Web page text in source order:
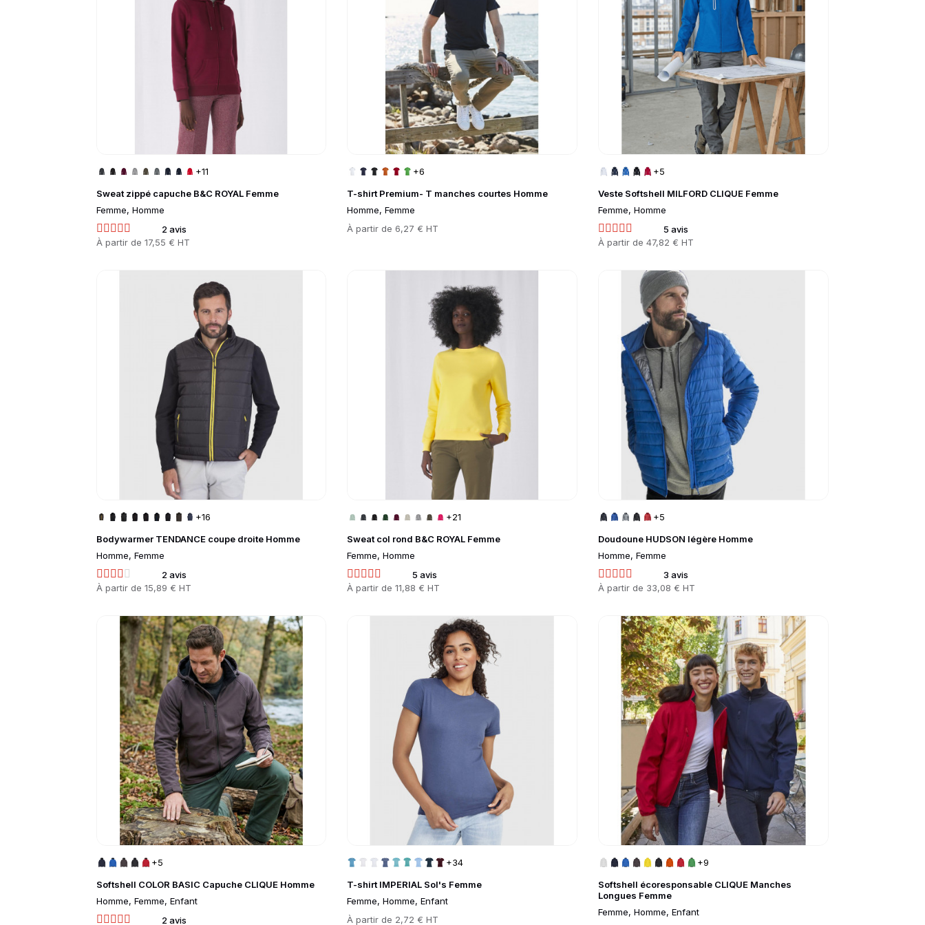
Sweat zippé capuche B&C ROYAL Femme
Femme, Homme
2 avis
Prix
À partir de 17,55 € HT
+11
T-shirt Premium- T manches courtes Homme
Homme, Femme
Prix
À partir de 6,27 € HT
+6
Veste Softshell MILFORD CLIQUE Femme
Femme, Homme
5 avis
Prix
À partir de47,82 € HT
+5
Bodywarmer TENDANCE coupe droite Homme
Homme, Femme
2 avis
Prix
À partir de 15,89 € HT
+16
Sweat col rond B&C ROYAL Femme
Femme, Homme
5 avis
Prix
À partir de11,88 € HT
+21
Doudoune HUDSON légère Homme
Homme, Femme
3 avis
Prix
À partir de 33,08 € HT
+5
Go to product page
Softshell COLOR BASIC Capuche CLIQUE Homme
Homme, Femme, Enfant
2 avis
+5
Go to product page
T-shirt IMPERIAL Sol's Femme
Femme, Homme, Enfant
Prix
À partir de 2,72 € HT
+34
Go to product page
Softshell écoresponsable CLIQUE Manches
Longues Femme
Femme, Homme, Enfant
+9
Go to product page